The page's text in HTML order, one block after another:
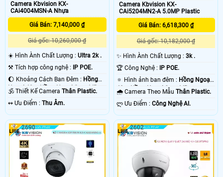
Camera Kbvision KX-
CAi4004MSN-A Nhựa
Giá Bán: 7,140,000 ₫
Giá gốc: 10,260,000 ₫
☀️ Hình Ành Chất Lượng : Ultra 2k .
⚒ Tích hợp công nghệ :
IP POE.
🌔 Khoảng Cách Ban Đêm : Hồng
Ngoại 40m Hồng Ngoại Smart IR.
🕉️ Thiết Kế Camera Thân Plastic.
️↭ Ưu Điểm : Thu Âm.
Camera Kbvision KX-
CAi5204MN2-A 5.0MP Plastic
Giá Bán: 6,618,300 ₫
Giá gốc: 10,182,000 ₫
✨ Hình Ành Chất Lượng :3k .
🏆 Công Nghệ :
IP POE.
🔅 Hình ảnh ban đêm : Hồng Ngoại
40m Hồng Ngoại Smart IR.
🌧️ Camera Theo MẫuThân Plastic.
️ლ Ưu Điểm :Công Nghệ AI.
2690 2602